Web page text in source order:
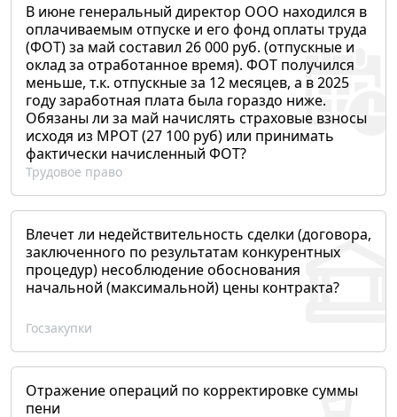
В июне генеральный директор ООО находился в
оплачиваемым отпуске и его фонд оплаты труда
(ФОТ) за май составил 26 000 руб. (отпускные и
оклад за отработанное время). ФОТ получился
меньше, т.к. отпускные за 12 месяцев, а в 2025
году заработная плата была гораздо ниже.
Обязаны ли за май начислять страховые взносы
исходя из МРОТ (27 100 руб) или принимать
фактически начисленный ФОТ?
Трудовое право
Влечет ли недействительность сделки (договора,
заключенного по результатам конкурентных
процедур) несоблюдение обоснования
начальной (максимальной) цены контракта?
Госзакупки
Отражение операций по корректировке суммы
пени